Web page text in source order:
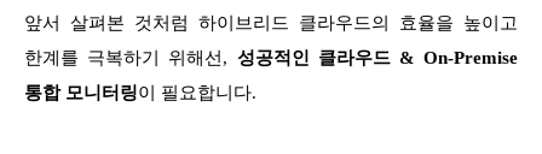
앞서 살펴본 것처럼 하이브리드 클라우드의 효율을 높이고
한계를 극복하기 위해선, 성공적인 클라우드 & On-Premise
통합 모니터링이 필요합니다.